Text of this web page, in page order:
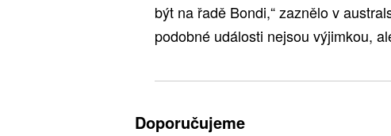
být na řadě Bondi,“ zaznělo v
podobné události nejsou výjimkou,
Doporučujeme